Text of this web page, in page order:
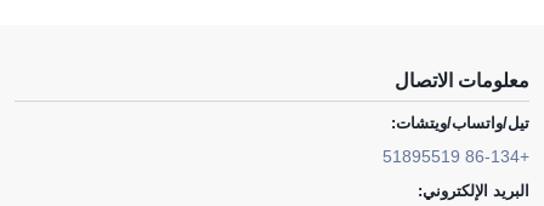
معلومات الاتصال
تيل/واتساب/ويتشات:
+86-134 51895519
البريد الإلكتروني: